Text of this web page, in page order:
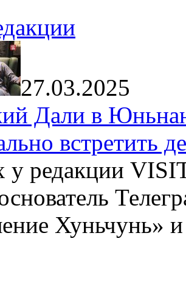
27.03.2025
Дали в
встретить
у редакции
Хуньчунь»